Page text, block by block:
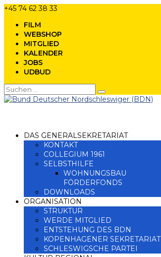
+45 74 62 38 33
FILM
WEBSHOP
MITGLIED
KALENDER
JOBS
UDBUD
DAS GENERALSEKRETARIAT
KONTAKT
COLLEGIUM 1961
SELBSTHILFE
WOHNUNGSBAU
FÖRDERFONDS
DOWNLOADS
ORGANISATION
STRUKTUR
WERDE MITGLIED
ENTSTEHUNG DES BDN
KOPENHAGENER SEKRETARIAT
SCHLESWIGSCHE PARTEI